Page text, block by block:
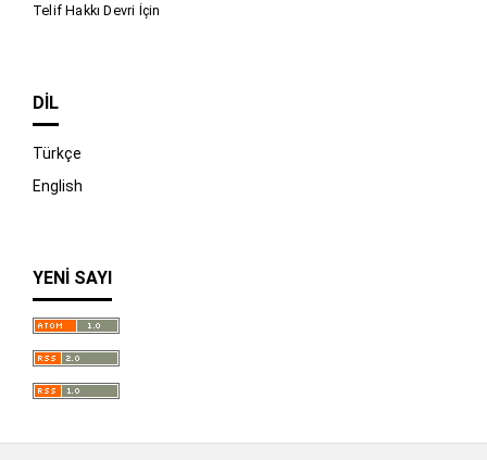
Telif Hakkı Devri İçin
DIL
Türkçe
English
YENI SAYI